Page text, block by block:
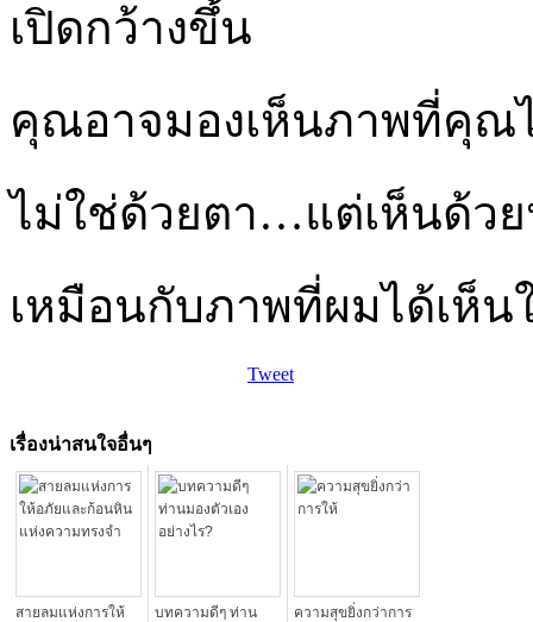
เปิดกว้างขึ้น
คุณอาจมองเห็นภาพที่คุณ
ไม่ใช่ด้วยตา…แต่เห็นด้วย
เหมือนกับภาพที่ผมได้เห็น
Tweet
เรื่องน่าสนใจอื่นๆ
สายลมแห่งการให้
บทความดีๆ ท่าน
ความสุขยิ่งกว่าการ